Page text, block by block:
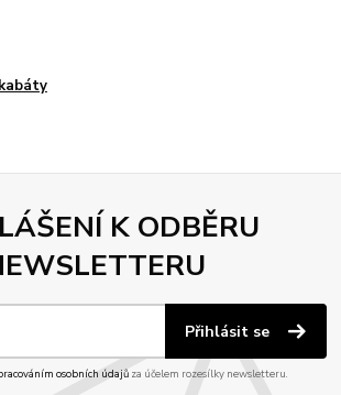
K ODBĚRU
Přihlásit se
osobních údajůza účelem rozesílky newsletteru.